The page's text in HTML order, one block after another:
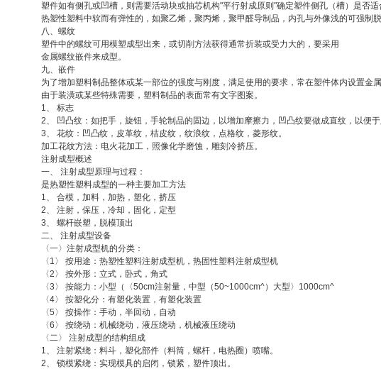
塑件如有侧孔或凹槽，则需要活动块或抽芯机构"平行射成原则"确定塑件侧孔（槽）是否适
热塑性塑料中软而有弹性的，如聚乙烯，聚丙烯，聚甲醛导制品，内孔与外像浅的可强制脱
八、螺纹
塑件中的螺纹可用模塑成型出来，或切削方法获得通常折装或受力大的，要采用
金属螺纹嵌件来成型。
九、嵌件
为了增加塑料制品整体或某一部位的强度与刚度，满足使用的要求，常在塑件体内设置金属
由于装潢或某些特殊需要，塑料制品的表面常有文字图案。
1、 标志
2、 凹凸纹：如把手，旋钮，手轮制品的固边，以增加摩擦力，凹凸纹要做成直纹，以便于
3、 花纹：凹凸纹，皮革纹，桔皮纹，纹浪纹，点格纹，菱形纹。
加工花纹方法：电火花加工，照像化学磨蚀，雕刻冷挤压。
注射成型概述
一、 注射成型原理与过程：
是热塑性塑料成型的一种主要加工方法
1、 合模，加料，加热，塑化，挤压
2、 注射，保压，冷却，固化，定型
3、 螺杆嵌塑，脱模顶出
二、 注射成型设备
〈一〉注射成型机的分类：
〈1〉 按用途：热塑性塑料注射成型机，热固性塑料注射成型机
〈2〉 按外形：立式，卧式，角式
〈3〉 按能力：小型（〈50cm注射量，中型（50~1000cm^）大型〉1000cm^
〈4〉 按塑化分：有塑化装置，有塑化装置
〈5〉 按操作：手动，半回动，自动
〈6〉 按绕动：机械绕动，液压绕动，机械液压绕动
〈二〉 注射成型的结构组成
1、 注射紧绕：料斗，塑化部件（料筒，螺杆，电热圈）喷嘴。
2、 锁模紧绕：实现模具的启闭，锁紧，塑件顶出。